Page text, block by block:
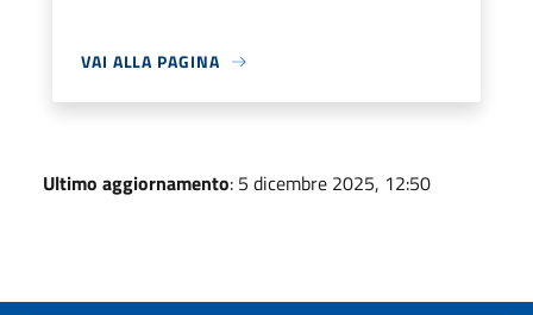
VAI ALLA PAGINA
Ultimo aggiornamento: 5 dicembre 2025, 12:50